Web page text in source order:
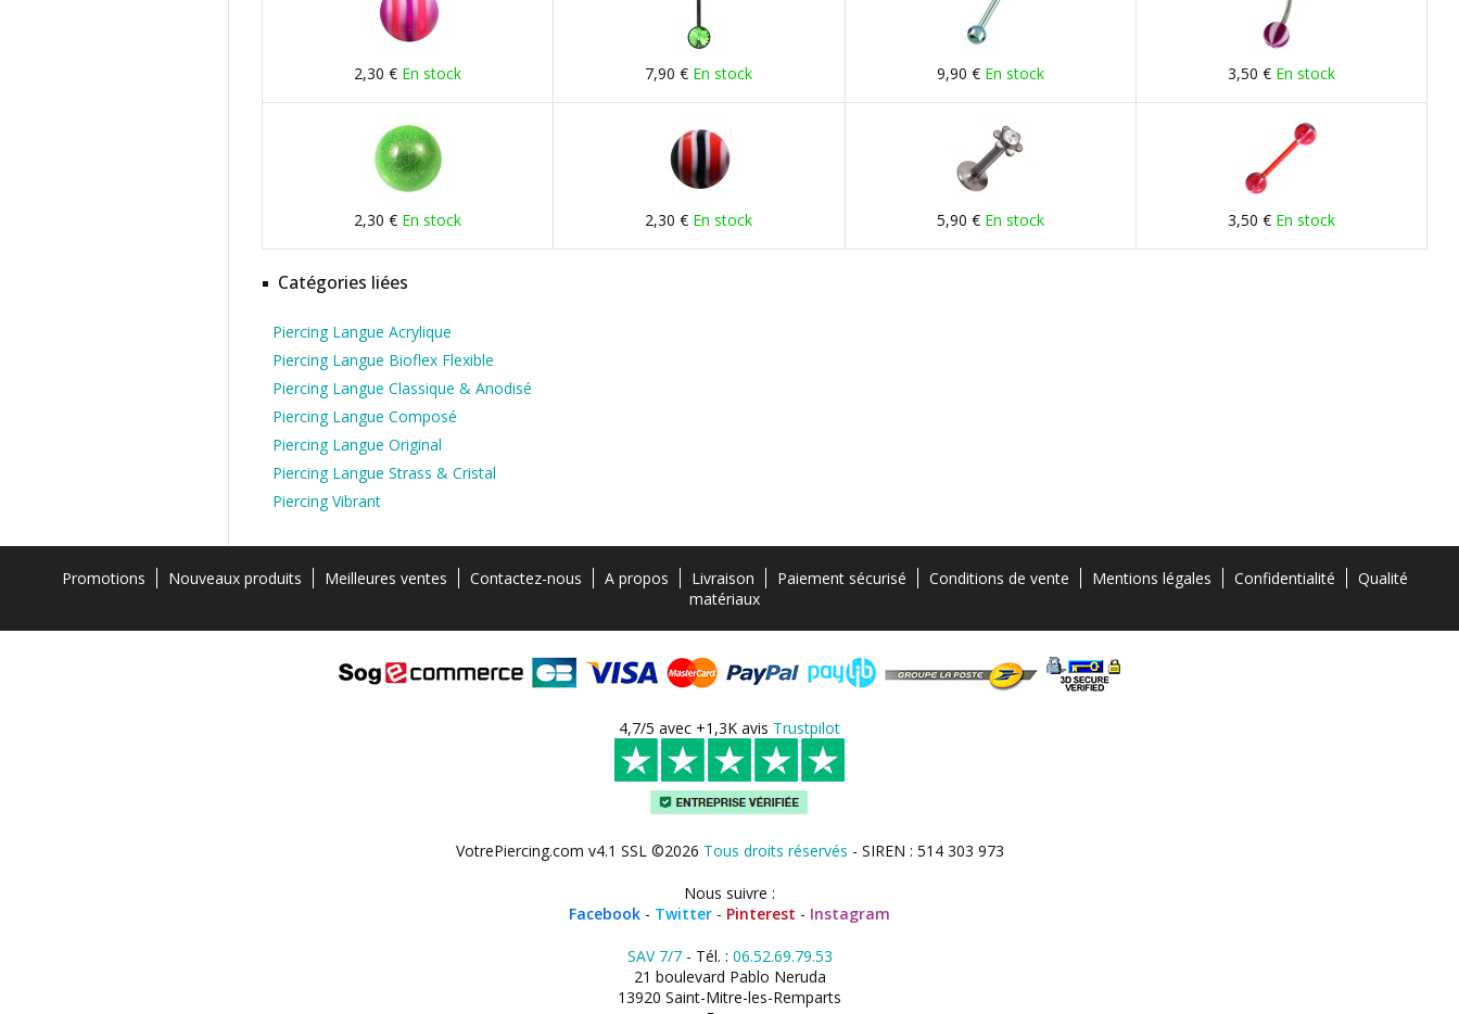
2,30 € En stock 7,90 € En stock 9,90 € En stock 3,50 € En stock
2,30 € En stock 2,30 € En stock 5,90 € En stock 3,50 € En stock
Catégories liées
Piercing Langue Acrylique
Piercing Langue Bioflex Flexible
Piercing Langue Classique & Anodisé
Piercing Langue Composé
Piercing Langue Original
Piercing Langue Strass & Cristal
Piercing Vibrant
Promotions Nouveaux produits Meilleures ventes Contactez-nous A propos Livraison Paiement sécurisé Conditions de vente Mentions légales Confidentialité
Qualité
matériaux
4,7/5 avec +1,3K avis Trustpilot
VotrePiercing.com v4.1 SSL ©2026 Tous droits réservés - SIREN : 514 303 973
Nous suivre :
Facebook - Twitter - Pinterest - Instagram
SAV 7/7- Tél. : 06.52.69.79.53
21 boulevard Pablo Neruda
13920 Saint-Mitre-les-Remparts